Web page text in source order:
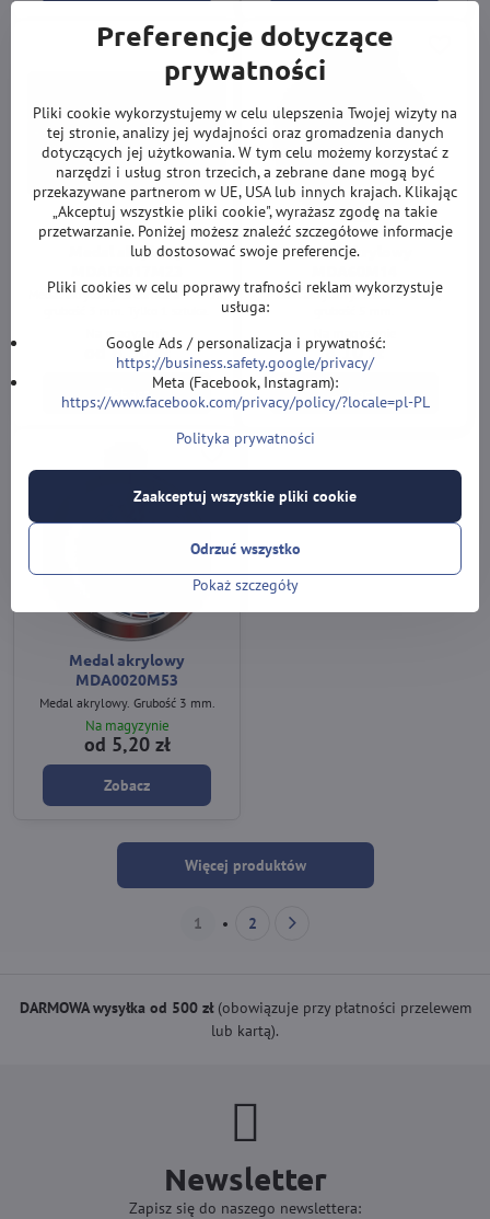
Medal akrylowy
Medal akrylowy. Średnica 8-7-6 cm,
Na magyzynie
od 6,50 zł
Zobacz
Medal akrylowy
Medal akrylowy. Średnica 6 cm,
Na magyzynie
8,10 zł
Zobacz
Medal akrylowy
MDA0020M53
Medal akrylowy. Grubość 3 mm.
Na magyzynie
od 5,20 zł
Zobacz
Więcej produktów
1 2
DARMOWA wysyłka od 500 zł(obowiązuje przy płatności przelewem
lub kartą).
Newsletter
Zapisz się do naszego newslettera:
Preferencje dotyczące
prywatności
Pliki cookie wykorzystujemy w celu ulepszenia Twojej wizyty na
tej stronie, analizy jej wydajności oraz gromadzenia danych
dotyczących jej użytkowania. W tym celu możemy korzystać z
narzędzi i usług stron trzecich, a zebrane dane mogą być
przekazywane partnerom w UE, USA lub innych krajach. Klikając
„Akceptuj wszystkie pliki cookie", wyrażasz zgodę na takie
przetwarzanie. Poniżej możesz znaleźć szczegółowe informacje
lub dostosować swoje preferencje.
Pliki cookies w celu poprawy trafności reklam wykorzystuje
usługa:
Google Ads / personalizacja i prywatność:
https://business.safety.google/privacy/
Meta (Facebook, Instagram):
https://www.facebook.com/privacy/policy/?locale=pl-PL
Polityka prywatności
Pokaż szczegóły
Zaakceptuj wszystkie pliki cookie
Odrzuć wszystko